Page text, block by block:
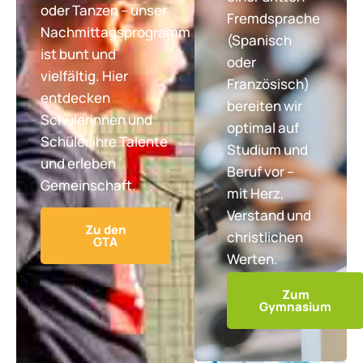
oder Tanzen – unser
Nachmittagsprogramm
ist bunt und
vielfältig. Hier
entdecken
Schülerinnen und
Schüler ihre Talente
und erleben
Gemeinschaft.
Zu den
GTA
Fremdsprache
(Spanisch
oder
Französisch)
bereiten wir
optimal auf
Studium und
Beruf vor –
mit Herz,
Verstand und
christlichen
Werten.
Zum
Gymnasium